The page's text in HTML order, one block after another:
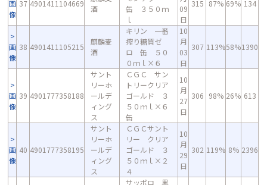
画
像
37 4901411104669
酒
缶 ３５０ｍ
ｌ
09
日
315 87% 69% 134
画
像
38 4901411105215
麒麟麦
酒
キリン 一番
搾り糖質ゼ
ロ 缶 ５０
０ｍｌ×６
10
月
03
日
307 113%58%1390
画
像
39 4901777358188
サント
リーホ
ールデ
ィング
ス
ＣＧＣ サン
トリークリア
ゴールド ３
５０ｍｌ×６
缶
10
月
27
日
306 98% 26% 613
画
像
40 4901777358195
サント
リーホ
ールデ
ィング
ス
ＣＧＣサント
リー クリア
ゴールド ３
５０ｍｌ×２
４
10
月
29
日
302 119% 8% 2396
サッポロ 黒